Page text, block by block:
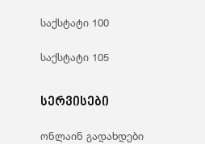
საქსტატი 100
საქსტატი 105
სერვისები
ონლაინ გადახდები